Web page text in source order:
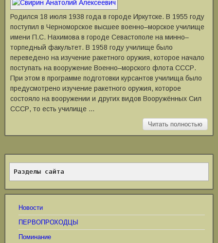
Родился 18 июля 1938 года в городе Иркутске. В 1955 году
поступил в Черноморское высшее военно–морское училище
имени П.С. Нахимова в городе Севастополе на минно–
торпедный факультет. В 1958 году училище было
переведено на изучение ракетного оружия, которое начало
поступать на вооружение Военно–морского флота СССР.
При этом в программе подготовки курсантов училища было
предусмотрено изучение ракетного оружия, которое
состояло на вооружении и других видов Вооружённых Сил
СССР, то есть училище …
Читать полностью
Разделы сайта
Новости
ПЕРВОПРОХОДЦЫ
Поминание